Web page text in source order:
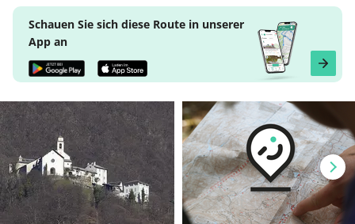
Schauen Sie sich diese Route in unserer
App an